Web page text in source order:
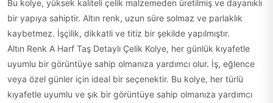
Bu kolye, yüksek kaliteli çelik malzemeden üretilmiş ve dayanıklı
bir yapıya sahiptir. Altın renk, uzun süre solmaz ve parlaklık
kaybetmez. İşçilik, dikkatli ve titiz bir şekilde yapılmıştır.
Altın Renk A Harf Taş Detaylı Çelik Kolye, her günlük kıyafetle
uyumlu bir görüntüye sahip olmanıza yardımcı olur. İş, eğlence
veya özel günler için ideal bir seçenektir. Bu kolye, her türlü
kıyafetle uyumlu ve şık bir görüntüye sahip olmanıza yardımcı